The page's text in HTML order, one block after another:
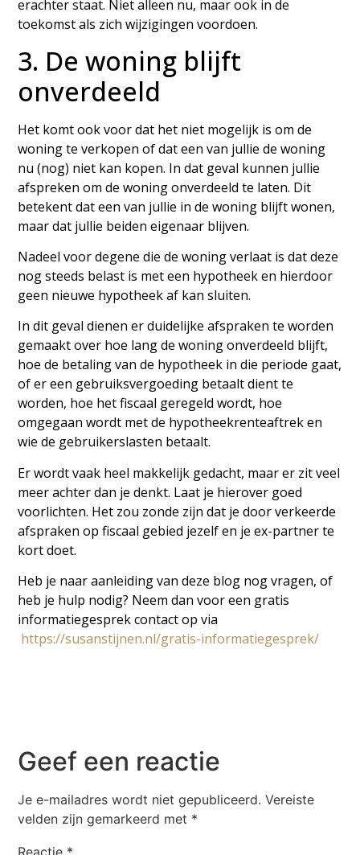
erachter staat. Niet alleen nu, maar ook in de
toekomst als zich wijzigingen voordoen.
3. De woning blijft
onverdeeld
Het komt ook voor dat het niet mogelijk is om de
woning te verkopen of dat een van jullie de woning
nu (nog) niet kan kopen. In dat geval kunnen jullie
afspreken om de woning onverdeeld te laten. Dit
betekent dat een van jullie in de woning blijft wonen,
maar dat jullie beiden eigenaar blijven.
Nadeel voor degene die de woning verlaat is dat deze
nog steeds belast is met een hypotheek en hierdoor
geen nieuwe hypotheek af kan sluiten.
In dit geval dienen er duidelijke afspraken te worden
gemaakt over hoe lang de woning onverdeeld blijft,
hoe de betaling van de hypotheek in die periode gaat,
of er een gebruiksvergoeding betaalt dient te
worden, hoe het fiscaal geregeld wordt, hoe
omgegaan wordt met de hypotheekrenteaftrek en
wie de gebruikerslasten betaalt.
Er wordt vaak heel makkelijk gedacht, maar er zit veel
meer achter dan je denkt. Laat je hierover goed
voorlichten. Het zou zonde zijn dat je door verkeerde
afspraken op fiscaal gebied jezelf en je ex-partner te
kort doet.
Heb je naar aanleiding van deze blog nog vragen, of
heb je hulp nodig? Neem dan voor een gratis
informatiegesprek contact op via
https://susanstijnen.nl/gratis-informatiegesprek/
Geef een reactie
Je e-mailadres wordt niet gepubliceerd. Vereiste
velden zijn gemarkeerd met *
Reactie *